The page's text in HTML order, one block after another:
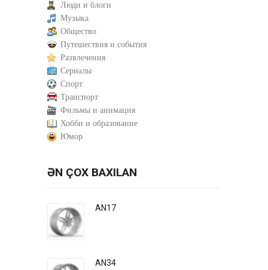
Люди и блоги
Музыка
Общество
Путешествия и события
Развлечения
Сериалы
Спорт
Транспорт
Фильмы и анимация
Хобби и образование
Юмор
ƏN ÇOX BAXILAN
AN17
AN34